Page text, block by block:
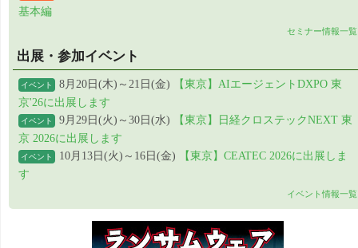
基本編
セミナー情報一覧
出展・参加イベント
イベント 8月20日(木)～21日(金)
【東京】AIエージェントDXPO 東
京'26に出展します
イベント 9月29日(火)～30日(水)
【東京】日経クロステックNEXT 東
京 2026に出展します
イベント 10月13日(火)～16日(金)
【東京】CEATEC 2026に出展しま
す
イベント情報一覧